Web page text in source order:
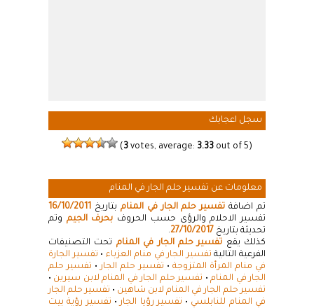
سجل اعجابك
(3 votes, average: 3.33 out of 5)
معلومات عن تفسير حلم الجار في المنام
تم اضافة تفسير حلم الجار في المنام بتاريخ 16/10/2011
تفسير الاحلام والرؤى حسب الحروف بحرف الجيم وتم
تحديثة بتاريخ 27/10/2017
.
كذلك يقع تفسير حلم الجار في المنام تحت التصنيفات
الفرعية التالية تفسير الجار في منام العزباء • تفسير الجارة
في منام المرأة المتزوجة • تفسير حلم الجار• تفسير حلم
الجار في المنام• تفسير حلم الجار في المنام لابن سيرين •
تفسير حلم الجار في المنام لابن شاهين • تفسير حلم الجار
في المنام للنابلسي • تفسير رؤيا الجار• تفسير رؤية بيت